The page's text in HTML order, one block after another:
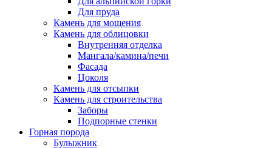
Для пруда
Камень для мощения
Камень для облицовки
Внутренняя отделка
Мангала/камина/печи
Фасада
Цоколя
Камень для отсыпки
Камень для строительства
Заборы
Подпорные стенки
Горная порода
Булыжник